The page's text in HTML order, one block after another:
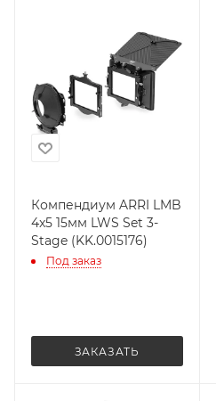
Компендиум ARRI LMB
4x5 15мм LWS Set 3-
Stage (KK.0015176)
Под заказ
ЗАКАЗАТЬ